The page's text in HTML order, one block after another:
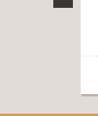
DRAIR400